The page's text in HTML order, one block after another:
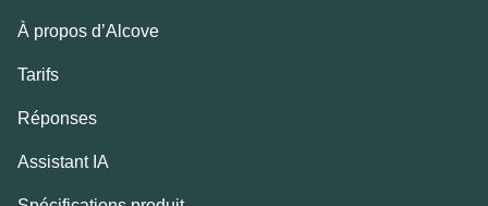
À propos d’Alcove
Tarifs
Réponses
Assistant IA